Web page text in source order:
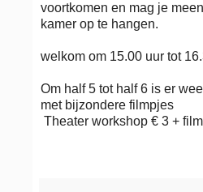
voortkomen en mag je
kamer op te hangen.
welkom om 15.00 uur tot
Om half 5 tot half 6 is er
met bijzondere filmpjes
Theater workshop € 3 +